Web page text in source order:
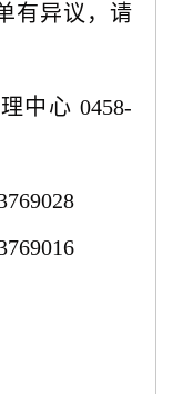
有异议，请
中心 0458-